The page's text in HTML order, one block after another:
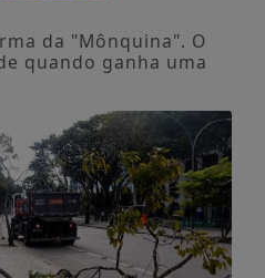
da "Mônquina". O
quando ganha uma